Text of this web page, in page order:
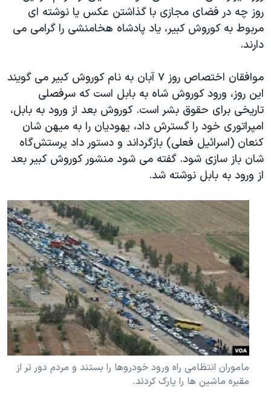
روز چه در فضای مجازی با گذاشتن عکس یا نوشته ای
مربوط به کوروش کبیر، یاد پادشاه هخامنشی را گرامی می
دارند.
موافقان اختصاص روز ۷ آبان به نام کوروش کبیر می گویند
این روز، ورود کوروش شاه به بابل است که سرفصلی
تاریخی برای حقوق بشر است. کوروش بعد از ورود به بابل،
امپراتوری خود را گسترش داد، یهودیان را به میهن شان
کنعان (اسرائیل فعلی)‌ بازگرداند و دستور داد پرستش‌گاه
شان باز سازی شود. گفته می شود منشور کوروش کبیر بعد
از ورود به بابل نوشته شد.
ماموران انتظامی راه ورود خودروها را بستند و مردم دور تر از
مقبره ماشین ها را پارک کردند.